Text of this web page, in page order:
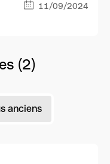
11/09/2024
(2)
anciens